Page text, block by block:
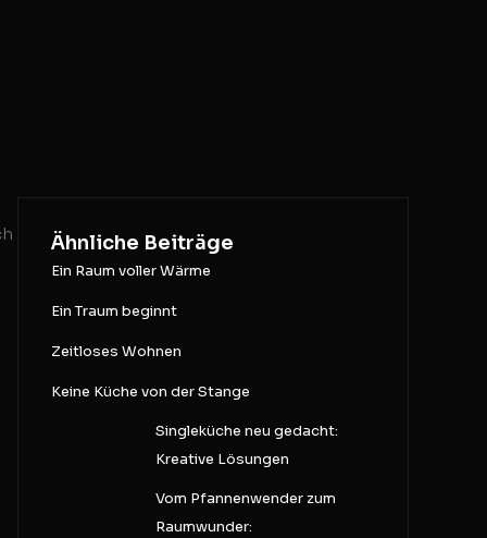
Ähnliche Beiträge
Ein Raum voller Wärme
Ein Traum beginnt
Zeitloses Wohnen
Keine Küche von der Stange
Singleküche neu gedacht:
Kreative Lösungen
Vom Pfannenwender zum
Raumwunder: